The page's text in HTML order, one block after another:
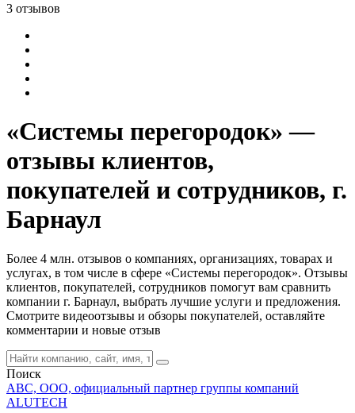
3 отзывов
«Системы перегородок» —
отзывы клиентов,
покупателей и сотрудников, г.
Барнаул
Более 4 млн. отзывов о компаниях, организациях, товарах и
услугах, в том числе в сфере «Системы перегородок». Отзывы
клиентов, покупателей, сотрудников помогут вам сравнить
компании г. Барнаул, выбрать лучшие услуги и предложения.
Смотрите видеоотзывы и обзоры покупателей, оставляйте
комментарии и новые отзыв
Поиск
АВС, ООО, официальный партнер группы компаний
ALUTECH